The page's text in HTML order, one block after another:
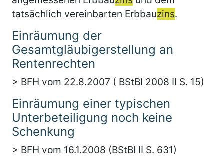
tatsächlich vereinbarten Erbbauzins.
Einräumung der
Gesamtgläubigerstellung an
Rentenrechten
> BFH vom 22.8.2007 ( BStBl 2008 II S. 15)
Einräumung einer typischen
Unterbeteiligung noch keine
Schenkung
> BFH vom 16.1.2008 (BStBl II S. 631)